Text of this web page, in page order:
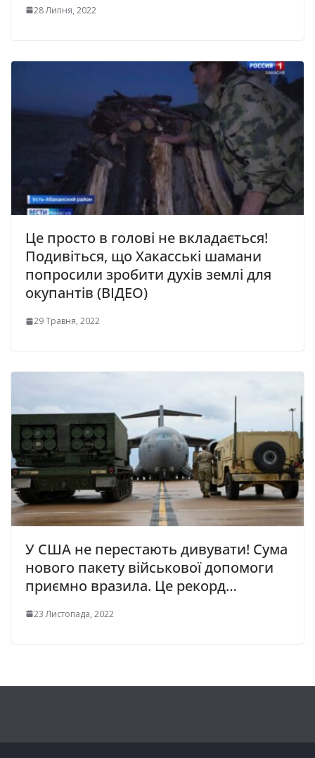
28 Липня, 2022
Це просто в голові не вкладається!
Подивіться, що Хакасські шамани
попросили зробити духів землі для
окупантів (ВІДЕО)
29 Травня, 2022
У США не перестають дивувати! Сума
нового пакету військової допомоги
приємно вразила. Це рекорд…
23 Листопада, 2022